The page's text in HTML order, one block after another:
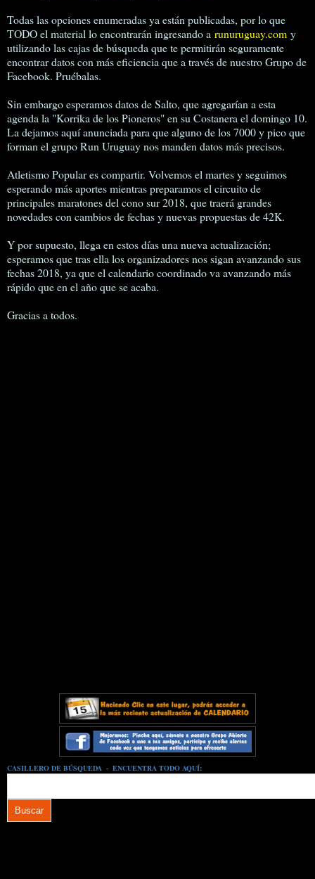
Todas las opciones enumeradas ya están publicadas, por lo que
TODO el material lo encontrarán ingresando a runuruguay.com y
utilizando las cajas de búsqueda que te permitirán seguramente
encontrar datos con más eficiencia que a través de nuestro Grupo de
Facebook. Pruébalas.
Sin embargo esperamos datos de Salto, que agregarían a esta
agenda la "Korrika de los Pioneros" en su Costanera el domingo 10.
La dejamos aquí anunciada para que alguno de los 7000 y pico que
forman el grupo Run Uruguay nos manden datos más precisos.
Atletismo Popular es compartir. Volvemos el martes y seguimos
esperando más aportes mientras preparamos el circuito de
principales maratones del cono sur 2018, que traerá grandes
novedades con cambios de fechas y nuevas propuestas de 42K.
Y por supuesto, llega en estos días una nueva actualización;
esperamos que tras ella los organizadores nos sigan avanzando sus
fechas 2018, ya que el calendario coordinado va avanzando más
rápido que en el año que se acaba.
Gracias a todos.
CASILLERO DE BÚSQUEDA - ENCUENTRA TODO AQUÍ: